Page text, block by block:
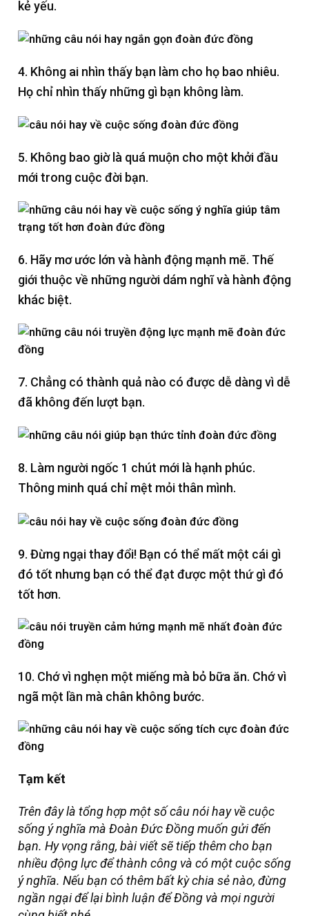
kẻ yếu.
4. Không ai nhìn thấy bạn làm cho họ bao nhiêu.
Họ chỉ nhìn thấy những gì bạn không làm.
5. Không bao giờ là quá muộn cho một khởi đầu
mới trong cuộc đời bạn.
6. Hãy mơ ước lớn và hành động mạnh mẽ. Thế
giới thuộc về những người dám nghĩ và hành động
khác biệt.
7. Chẳng có thành quả nào có được dễ dàng vì dễ
đã không đến lượt bạn.
8. Làm người ngốc 1 chút mới là hạnh phúc.
Thông minh quá chỉ mệt mỏi thân mình.
9. Đừng ngại thay đổi! Bạn có thể mất một cái gì
đó tốt nhưng bạn có thể đạt được một thứ gì đó
tốt hơn.
10. Chớ vì nghẹn một miếng mà bỏ bữa ăn. Chớ vì
ngã một lần mà chân không bước.
Tạm kết
Trên đây là tổng hợp một số câu nói hay về cuộc
sống ý nghĩa mà Đoàn Đức Đồng muốn gửi đến
bạn. Hy vọng rằng, bài viết sẽ tiếp thêm cho bạn
nhiều động lực để thành công và có một cuộc sống
ý nghĩa. Nếu bạn có thêm bất kỳ chia sẻ nào, đừng
ngần ngại để lại bình luận để Đồng và mọi người